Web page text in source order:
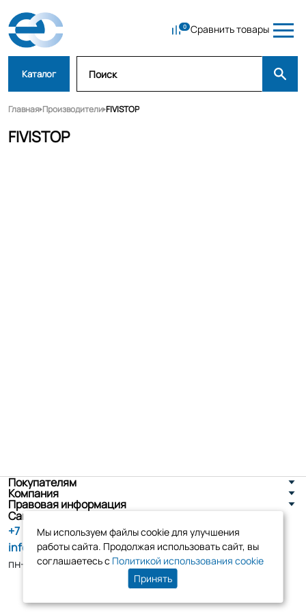
Сравнить товары
Каталог
Главная Производители FIVISTOP
FIVISTOP
Покупателям
Компания
Правовая информация
Санкт-Петербург, ул. Новоселов д. 8
+7 (800) 555-86-90
info@tk-elko.ru
пн-пт, 10:00 - 18:00
Мы используем файлы cookie для улучшения
работы сайта. Продолжая использовать сайт, вы
соглашаетесь с Политикой использования cookie
Принять